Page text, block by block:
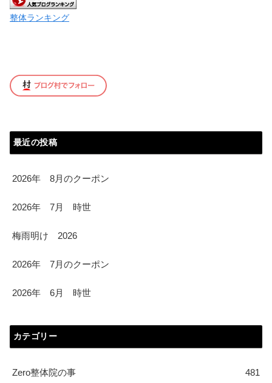
整体ランキング
最近の投稿
2026年 8月のクーポン
2026年 7月 時世
梅雨明け 2026
2026年 7月のクーポン
2026年 6月 時世
カテゴリー
Zero整体院の事 481